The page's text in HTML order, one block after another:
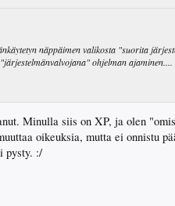
näppäimen valikosta "suorita
ohjelman ajaminen....
Minulla siis on XP, ja olen
oikeuksia, mutta ei onnistu
pysty. :/